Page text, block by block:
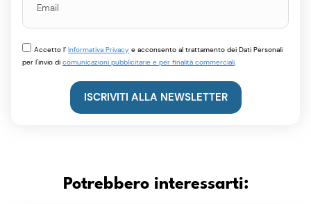
Accetto l’ Informativa Privacy e acconsento al trattamento dei Dati Personali
per l'invio di comunicazioni pubblicitarie e per finalità commerciali.
ISCRIVITI ALLA NEWSLETTER
Potrebbero interessarti: